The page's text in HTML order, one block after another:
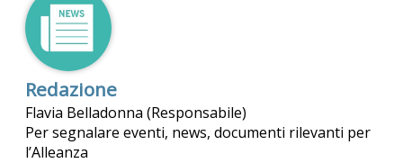
Redazione
Flavia Belladonna (Responsabile)
Per segnalare eventi, news, documenti rilevanti per
l’Alleanza